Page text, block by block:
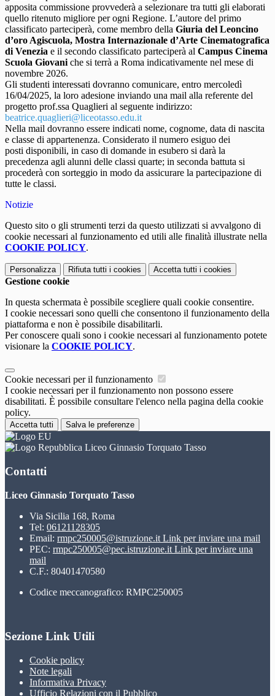
apposita commissione provvederà a selezionare tra tutti gli elaborati
quello ritenuto migliore per ogni Regione. L’autore del primo
classificato parteciperà, come membro della Giuria del Leoncino
d’oro Agiscuola, Mostra Internazionale d’Arte Cinematografica
di Venezia e il secondo classificato parteciperà al Campus Cinema
Scuola Giovani che si terrà a Roma indicativamente nel mese di
novembre 2026.
Gli studenti interessati dovranno comunicare, entro mercoledì
16/04/2025, la loro adesione inviando una mail alla referente del
progetto prof.ssa Quaglieri al seguente indirizzo:
beatrice.quaglieri@liceotasso.edu.it
Nella mail dovranno essere indicati nome, cognome, data di nascita
e classe di appartenenza. Considerato il numero esiguo dei
posti disponibili, in caso di domande in esubero si darà la
precedenza agli alunni delle classi quarte; in seconda battuta si
procederà con sorteggio in modo da assicurare la partecipazione di
tutte le classi.
Notizie
Questo sito o gli strumenti terzi da questo utilizzati si avvalgono di
cookie necessari al funzionamento ed utili alle finalità illustrate nella
COOKIE POLICY.
Personalizza Rifiuta tutti i cookies Accetta tutti i cookies
Gestione cookie
In questa schermata è possibile scegliere quali cookie consentire.
I cookie necessari sono quelli che consentono il funzionamento della
piattaforma e non è possibile disabilitarli.
Per conoscere quali sono i cookie necessari al funzionamento potete
visionare la COOKIE POLICY.
Cookie necessari per il funzionamento
I cookie necessari per il funzionamento non possono essere
disabilitati. È possibile consultare l'elenco nella pagina della cookie
policy.
Accetta tutti Salva le preferenze
Liceo Ginnasio Torquato Tasso
Contatti
Liceo Ginnasio Torquato Tasso
Via Sicilia 168, Roma
Tel: 06121128305
Email: rmpc250005@istruzione.it Link per inviare una mail
PEC: rmpc250005@pec.istruzione.it Link per inviare una
mail
C.F.: 80401470580
Codice meccanografico: RMPC250005
Sezione Link Utili
Cookie policy
Note legali
Informativa Privacy
Ufficio Relazioni con il Pubblico